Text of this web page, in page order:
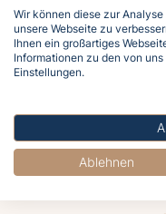
Wir können diese zur
unsere Webseite zu
Ihnen ein großartiges
Informationen zu den von
Einstellungen.
Ablehnen